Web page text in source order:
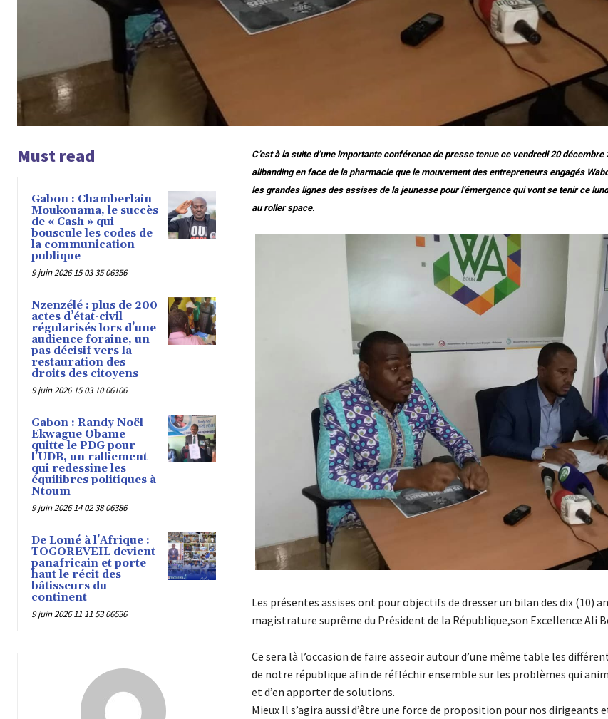
Must read
Gabon : Chamberlain
Moukouama, le succès
de « Cash » qui
bouscule les codes de
la communication
publique
9 juin 2026 15 03 35 06356
Nzenzélé : plus de 200
actes d’état-civil
régularisés lors d’une
audience foraine, un
pas décisif vers la
restauration des
droits des citoyens
9 juin 2026 15 03 10 06106
Gabon : Randy Noël
Ekwague Obame
quitte le PDG pour
l’UDB, un ralliement
qui redessine les
équilibres politiques à
Ntoum
9 juin 2026 14 02 38 06386
De Lomé à l’Afrique :
TOGOREVEIL devient
panafricain et porte
haut le récit des
bâtisseurs du
continent
9 juin 2026 11 11 53 06536
C’est à la suite d’une importante conférence de presse tenue ce vendredi 20 décembre
alibanding en face de la pharmacie que le mouvement des entrepreneurs engagés
les grandes lignes des assises de la jeunesse pour l’émergence qui vont se tenir ce
au roller space.
Les présentes assises ont pour objectifs de dresser un bilan des dix (10)
magistrature suprême du Président de la République,son Excellence Ali
Ce sera là l’occasion de faire asseoir autour d’une même table les
de notre république afin de réfléchir ensemble sur les problèmes qui
et d’en apporter de solutions.
Mieux Il s’agira aussi d’être une force de proposition pour nos dirigeants